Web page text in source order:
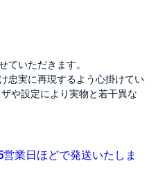
ていただきます。
忠実に再現するよう心掛けてい
や設定により実物と若干異な
業日ほどで発送いたしま